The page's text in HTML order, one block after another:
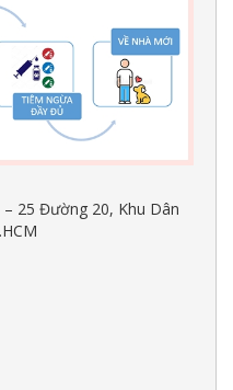
25 Đường 20, Khu Dân